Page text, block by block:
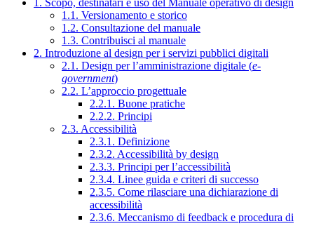
1. Scopo, destinatari e uso del Manuale operativo di design
1.1. Versionamento e storico
1.2. Consultazione del manuale
1.3. Contribuisci al manuale
2. Introduzione al design per i servizi pubblici digitali
2.1. Design per l’amministrazione digitale (e-
government)
2.2. L’approccio progettuale
2.2.1. Buone pratiche
2.2.2. Principi
2.3. Accessibilità
2.3.1. Definizione
2.3.2. Accessibilità by design
2.3.3. Principi per l’accessibilità
2.3.4. Linee guida e criteri di successo
2.3.5. Come rilasciare una dichiarazione di
accessibilità
2.3.6. Meccanismo di feedback e procedura di